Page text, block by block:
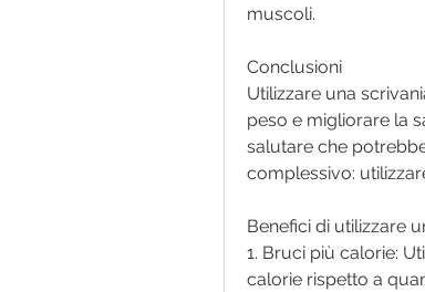
muscoli.
Conclusioni
Utilizzare una
peso e migliorare la
salutare che
complessivo:
Benefici di utilizzare
1. Bruci più calorie:
calorie rispetto a